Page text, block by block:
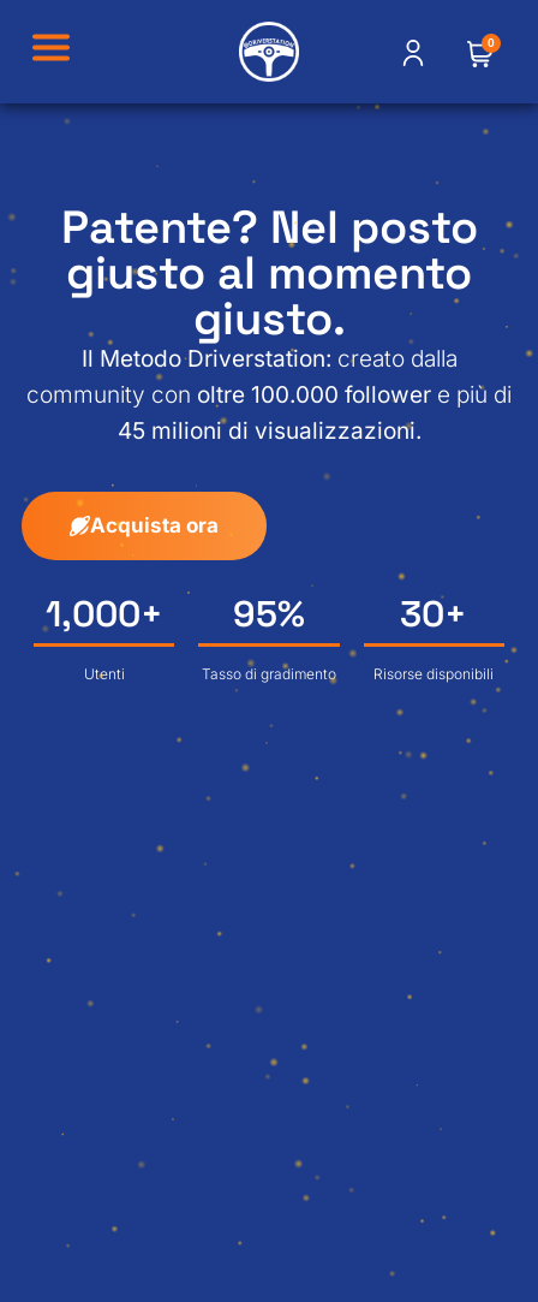
0
Patente? Nel posto
giusto al momento
giusto.
Il Metodo Driverstation: creato dalla
community con oltre 100.000 follower e più di
45 milioni di visualizzazioni.
Acquista ora
1,000+
Utenti
95%
Tasso di gradimento
30+
Risorse disponibili